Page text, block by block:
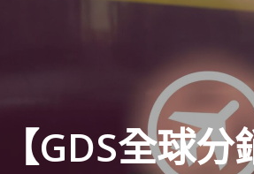
【GDS全球